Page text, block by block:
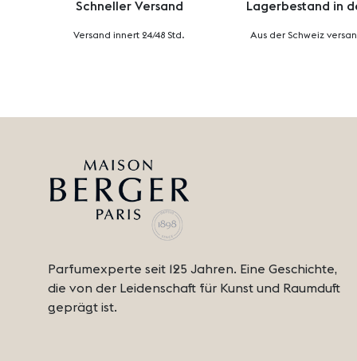
Schneller Versand
Versand innert 24/48 Std.
Lagerbestand in
Aus der Schweiz
Parfumexperte seit 125 Jahren. Eine Geschichte,
die von der Leidenschaft für Kunst und Raumduft
geprägt ist.